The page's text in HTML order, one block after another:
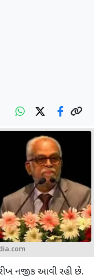
નજીક આવી રહી છે.